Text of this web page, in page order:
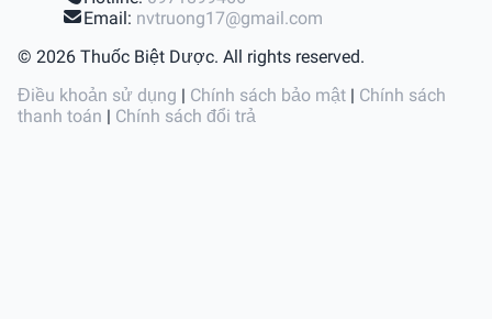
Email: nvtruong17@gmail.com
© 2026 Thuốc Biệt Dược. All rights reserved.
Điều khoản sử dụng | Chính sách bảo mật | Chính sách
thanh toán | Chính sách đổi trả